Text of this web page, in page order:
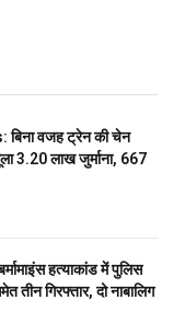
वजह ट्रेन की चेन
3.20 लाख जुर्माना, 667
हत्याकांड में पुलिस
गिरफ्तार, दो नाबालिग